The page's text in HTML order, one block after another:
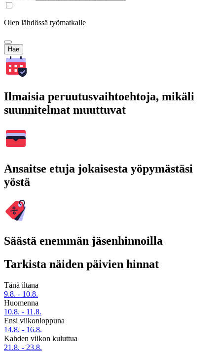
Olen lähdössä työmatkalle
Hae
Ilmaisia peruutusvaihtoehtoja, mikäli
suunnitelmat muuttuvat
Ansaitse etuja jokaisesta yöpymästäsi
yöstä
Säästä enemmän jäsenhinnoilla
Tarkista näiden päivien hinnat
Tänä iltana
9.8. - 10.8.
Huomenna
10.8. - 11.8.
Ensi viikonloppuna
14.8. - 16.8.
Kahden viikon kuluttua
21.8. - 23.8.